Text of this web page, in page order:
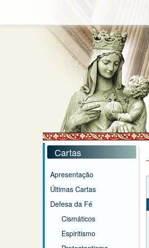
Cartas
Apresentação
Últimas Cartas
Defesa da Fé
Cismáticos
Espiritismo